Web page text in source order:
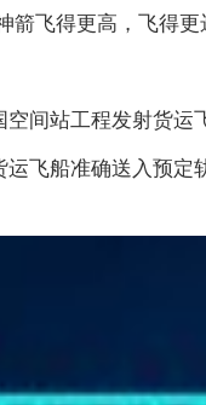
箭飞得更高，飞得更
间站工程发射货运
飞船准确送入预